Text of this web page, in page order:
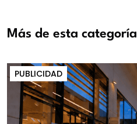
Más de esta categoría
PUBLICIDAD